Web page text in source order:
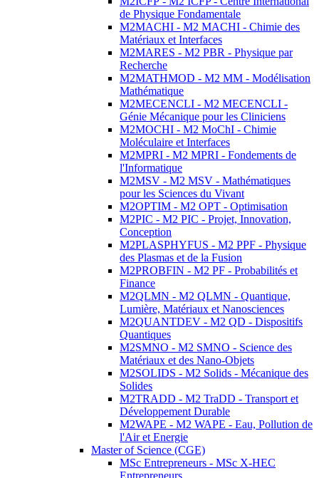
de Physique Fondamentale
M2MACHI - M2 MACHI - Chimie des
Matériaux et Interfaces
M2MARES - M2 PBR - Physique par
Recherche
M2MATHMOD - M2 MM - Modélisation
Mathématique
M2MECENCLI - M2 MECENCLI -
Génie Mécanique pour les Cliniciens
M2MOCHI - M2 MoChI - Chimie
Moléculaire et Interfaces
M2MPRI - M2 MPRI - Fondements de
l'Informatique
M2MSV - M2 MSV - Mathématiques
pour les Sciences du Vivant
M2OPTIM - M2 OPT - Optimisation
M2PIC - M2 PIC - Projet, Innovation,
Conception
M2PLASPHYFUS - M2 PPF - Physique
des Plasmas et de la Fusion
M2PROBFIN - M2 PF - Probabilités et
Finance
M2QLMN - M2 QLMN - Quantique,
Lumière, Matériaux et Nanosciences
M2QUANTDEV - M2 QD - Dispositifs
Quantiques
M2SMNO - M2 SMNO - Science des
Matériaux et des Nano-Objets
M2SOLIDS - M2 Solids - Mécanique des
Solides
M2TRADD - M2 TraDD - Transport et
Développement Durable
M2WAPE - M2 WAPE - Eau, Pollution de
l'Air et Energie
Master of Science (CGE)
MSc Entrepreneurs - MSc X-HEC
Entrepreneurs